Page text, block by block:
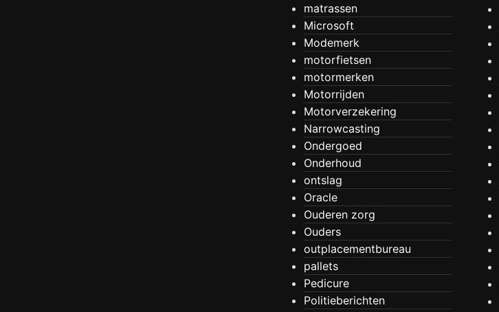
matrassen
Microsoft
Modemerk
motorfietsen
motormerken
Motorrijden
Motorverzekering
Narrowcasting
Ondergoed
Onderhoud
ontslag
Oracle
Ouderen zorg
Ouders
outplacementbureau
pallets
Pedicure
Politieberichten